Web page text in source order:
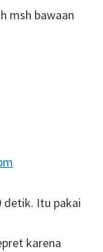
msh bawaan
detik. Itu pakai
karena